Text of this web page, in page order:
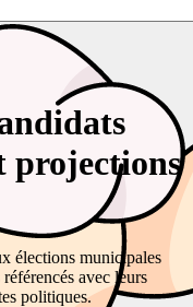
projections
élections municipales
avec leurs
politiques.